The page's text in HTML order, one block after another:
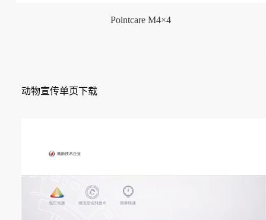
Pointcare M4×4
动物宣传单页下载